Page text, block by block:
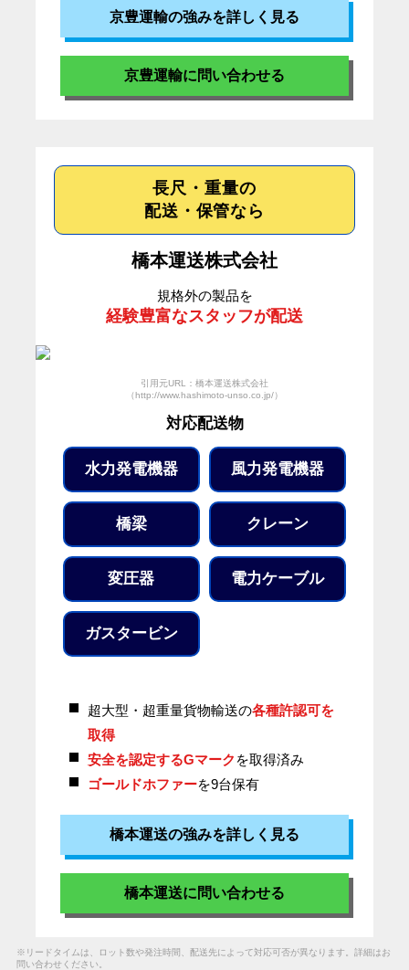
京豊運輸の強みを詳しく見る
京豊運輸に問い合わせる
長尺・重量の
配送・保管なら
橋本運送株式会社
規格外の製品を
経験豊富なスタッフが配送
引用元URL：橋本運送株式会社
（http://www.hashimoto-unso.co.jp/）
対応配送物
水力発電機器 風力発電機器
橋梁 クレーン
変圧器 電力ケーブル
ガスタービン
超大型・超重量貨物輸送の各種許認可を
取得
安全を認定するGマーク を取得済み
ゴールドホファーを9台保有
橋本運送の強みを詳しく見る
橋本運送に問い合わせる
※リードタイムは、ロット数や発注時間、配送先によって対応可否が異なります。詳細はお
問い合わせください。